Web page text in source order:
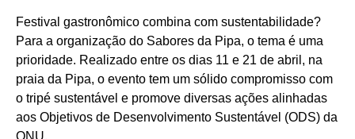
Festival gastronômico combina com sustentabilidade?
Para a organização do Sabores da Pipa, o tema é uma
prioridade. Realizado entre os dias 11 e 21 de abril, na
praia da Pipa, o evento tem um sólido compromisso com
o tripé sustentável e promove diversas ações alinhadas
aos Objetivos de Desenvolvimento Sustentável (ODS) da
ONU.